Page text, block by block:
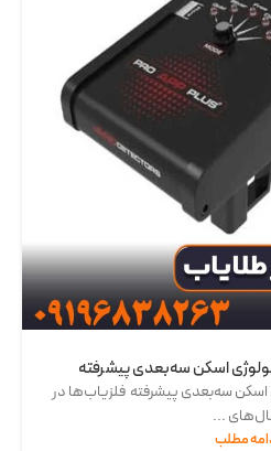
اسکن سه‌بعدی پیشرفته
سه‌بعدی پیشرفته فلزیاب‌ها در
...
مطلب